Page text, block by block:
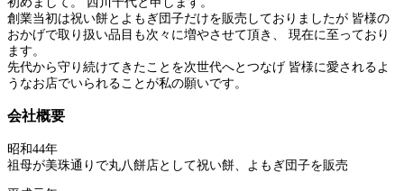
創業当初は祝い餅とよもぎ団子だけを販売しておりましたが 皆様の
おかげで取り扱い品目も次々に増やさせて頂き、 現在に至っており
ます。
先代から守り続けてきたことを次世代へとつなげ 皆様に愛されるよ
うなお店でいられることが私の願いです。
会社概要
昭和44年
祖母が美珠通りで丸八餅店として祝い餅、よもぎ団子を販売